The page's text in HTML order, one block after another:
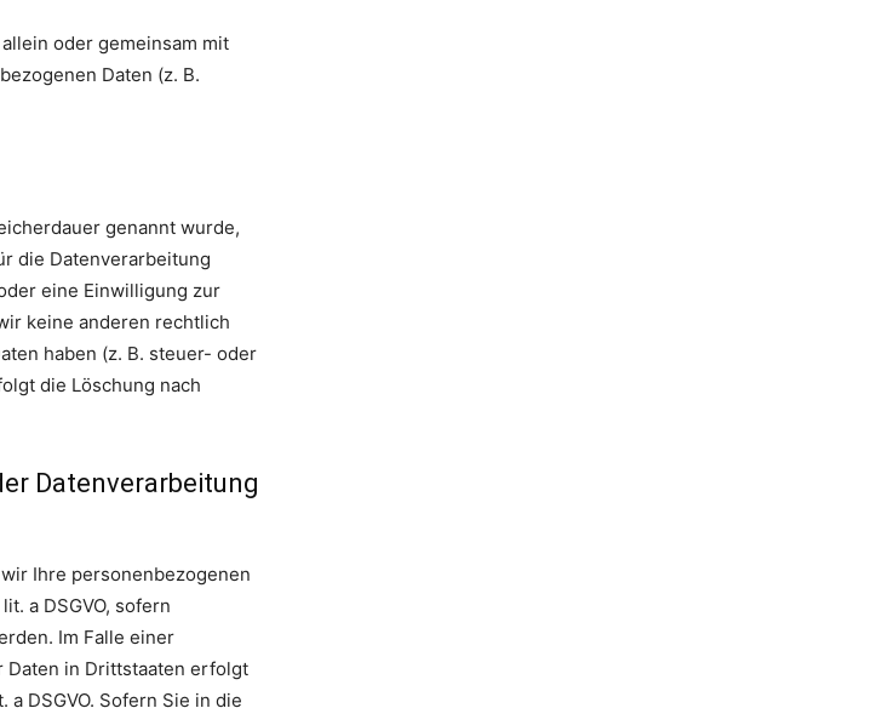
oder gemeinsam mit
Daten (z. B.
genannt wurde,
die Datenverarbeitung
eine Einwilligung zur
keine anderen rechtlich
haben (z. B. steuer- oder
die Löschung nach
Datenverarbeitung
Ihre personenbezogenen
a DSGVO, sofern
Im Falle einer
in Drittstaaten erfolgt
DSGVO. Sofern Sie in die